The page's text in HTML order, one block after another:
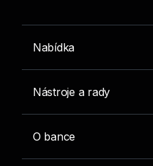
Nabídka
Nástroje a rady
O bance